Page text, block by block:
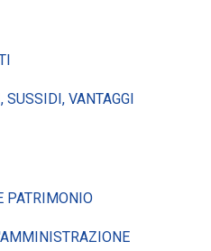
VANTAGGI
PATRIMONIO